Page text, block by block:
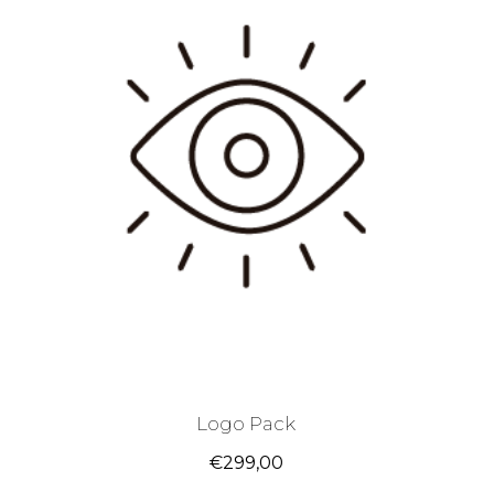
Logo Pack
€299,00